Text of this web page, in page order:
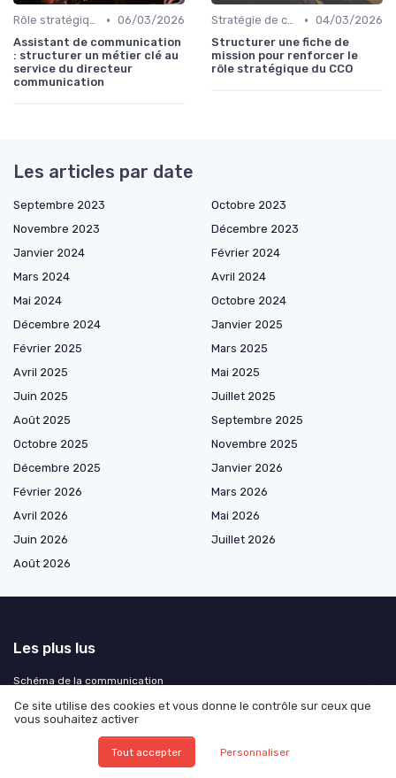
Rôle stratégique du directeur de la communication • 06/03/2026
Assistant de communication
: structurer un métier clé au
service du directeur
communication
Stratégie de communication d’entreprise • 04/03/2026
Structurer une fiche de
mission pour renforcer le
rôle stratégique du CCO
Les articles par date
Septembre 2023
Octobre 2023
Novembre 2023
Décembre 2023
Janvier 2024
Février 2024
Mars 2024
Avril 2024
Mai 2024
Octobre 2024
Décembre 2024
Janvier 2025
Février 2025
Mars 2025
Avril 2025
Mai 2025
Juin 2025
Juillet 2025
Août 2025
Septembre 2025
Octobre 2025
Novembre 2025
Décembre 2025
Janvier 2026
Février 2026
Mars 2026
Avril 2026
Mai 2026
Juin 2026
Juillet 2026
Août 2026
Les plus lus
Schéma de la communication
La stratégie marketing de Red Bull : une approche audacieuse
Comment utiliser le texte en gras sur LinkedIn pour renforcer l'impact
de vos communications
Les visages derrière la publicité d'Intermarché : qui sont-ils ?
Ce site utilise des cookies et vous donne le contrôle sur ceux que
vous souhaitez activer
Tout accepter Personnaliser